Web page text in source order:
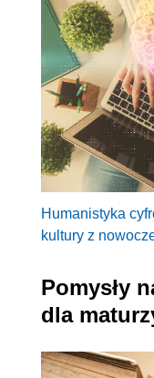
Humanistyka
kultury z
Pomysły
dla